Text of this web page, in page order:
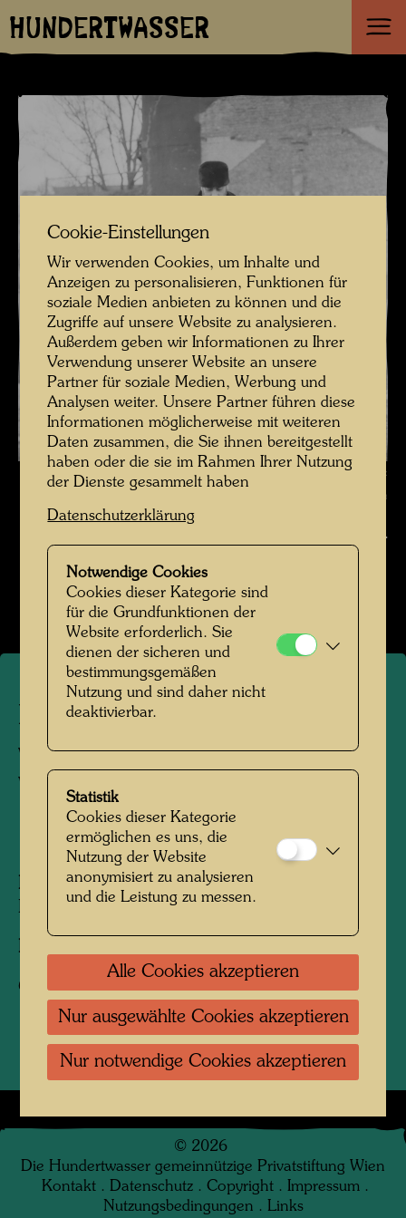
HUNDERTWASSER
Hundertwasser fotografiert von Karin Székessy-Wunderlich , Fotograf:
Karin Székessy-Wunderlich © Karin Székessy-Wunderlich
Hundertwasser fotografiert von Karin Székessy-
Wunderlich
Bildergalerie öffnen
Hundertwasser fotografiert
von Karin Székessy-
Wunderlich
Personen am Foto:Friedensreich
Hundertwasser
Fotograf:
Copyright:Karin Székessy-Wunderlich
© 2026
Die Hundertwasser gemeinnützige Privatstiftung Wien
Kontakt . Datenschutz . Copyright . Impressum .
Nutzungsbedingungen . Links
Cookie-Einstellungen
Wir verwenden Cookies, um Inhalte und
Anzeigen zu personalisieren, Funktionen für
soziale Medien anbieten zu können und die
Zugriffe auf unsere Website zu analysieren.
Außerdem geben wir Informationen zu Ihrer
Verwendung unserer Website an unsere
Partner für soziale Medien, Werbung und
Analysen weiter. Unsere Partner führen diese
Informationen möglicherweise mit weiteren
Daten zusammen, die Sie ihnen bereitgestellt
haben oder die sie im Rahmen Ihrer Nutzung
der Dienste gesammelt haben
Datenschutzerklärung
Notwendige Cookies
Cookies dieser Kategorie sind
für die Grundfunktionen der
Website erforderlich. Sie
dienen der sicheren und
bestimmungsgemäßen
Nutzung und sind daher nicht
deaktivierbar.
Statistik
Cookies dieser Kategorie
ermöglichen es uns, die
Nutzung der Website
anonymisiert zu analysieren
und die Leistung zu messen.
Alle Cookies akzeptieren
Nur ausgewählte Cookies akzeptieren
Nur notwendige Cookies akzeptieren